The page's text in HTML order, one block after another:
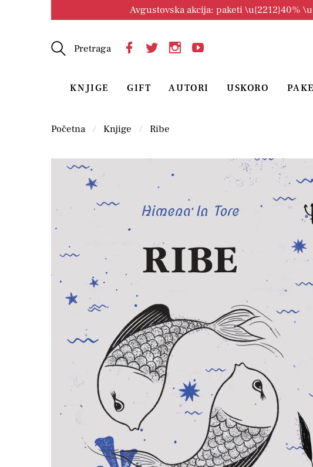
Avgustovska akcija: paketi \u{2212}40%
Pretraga
KNJIGE GIFT AUTORI USKORO
Početna Knjige Ribe